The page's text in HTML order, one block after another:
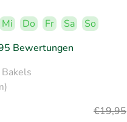
Mi Do Fr Sa
So
Bewertungen
€19,95